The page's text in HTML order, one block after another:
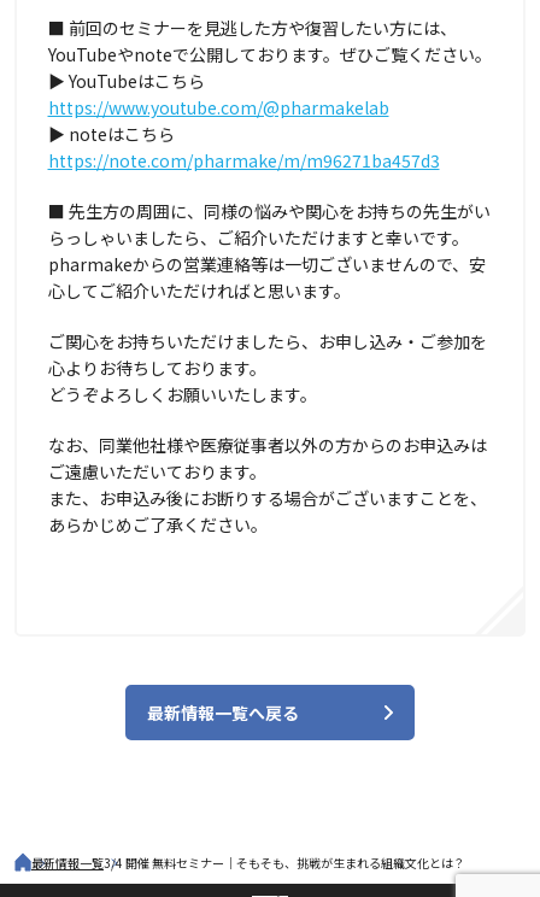
■ 前回のセミナーを見逃した方や復習したい方には、
YouTubeやnoteで公開しております。ぜひご覧ください。
▶ YouTubeはこちら
https://www.youtube.com/@pharmakelab
▶ noteはこちら
https://note.com/pharmake/m/m96271ba457d3
■ 先生方の周囲に、同様の悩みや関心をお持ちの先生がい
らっしゃいましたら、ご紹介いただけますと幸いです。
pharmakeからの営業連絡等は一切ございませんので、安
心してご紹介いただければと思います。
ご関心をお持ちいただけましたら、お申し込み・ご参加を
心よりお待ちしております。
どうぞよろしくお願いいたします。
なお、同業他社様や医療従事者以外の方からのお申込みは
ご遠慮いただいております。
また、お申込み後にお断りする場合がございますことを、
あらかじめご了承ください。
最新情報一覧へ戻る
最新情報一覧3/4 開催 無料セミナー｜そもそも、挑戦が生まれる組織文化とは？